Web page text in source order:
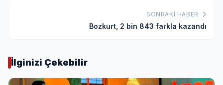
SONRAKI HABER
Bozkurt, 2 bin 843 farkla kazandı
İlginizi Çekebilir